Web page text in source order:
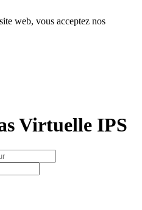
web, vous acceptez nos
Virtuelle IPS